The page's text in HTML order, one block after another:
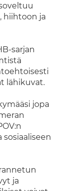
hiihtoon ja
sarjan
lähikuvat.
jopa
sosiaaliseen
ja